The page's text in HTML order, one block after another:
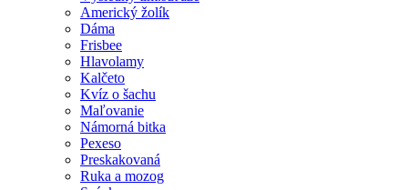
Americký žolík
Dáma
Frisbee
Hlavolamy
Kalčeto
Kvíz o šachu
Maľovanie
Námorná bitka
Pexeso
Preskakovaná
Ruka a mozog